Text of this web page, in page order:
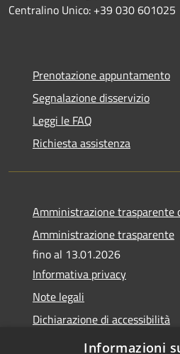
Centralino Unico: +39 030 601025
Prenotazione appuntamento
Segnalazione disservizio
Leggi le FAQ
Richiesta assistenza
Amministrazione trasparente
Amministrazione trasparente
fino al 13.01.2026
Informativa privacy
Note legali
Dichiarazione di accessibilità
Obiettivi di accessibilità
Informazioni